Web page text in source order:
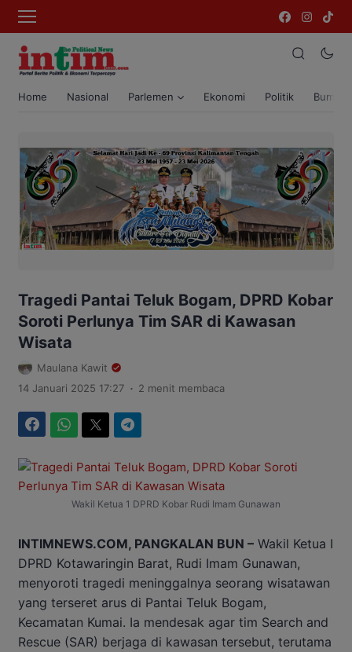
Home Nasional Parlemen Ekonomi Politik Bumi
Tragedi Pantai Teluk Bogam, DPRD Kobar
Soroti Perlunya Tim SAR di Kawasan
Wisata
Maulana Kawit
14 Januari 2025 17:27 . 2 menit membaca
Wakil Ketua 1 DPRD Kobar Rudi Imam Gunawan
INTIMNEWS.COM, PANGKALAN BUN – Wakil Ketua I
DPRD Kotawaringin Barat, Rudi Imam Gunawan,
menyoroti tragedi meninggalnya seorang wisatawan
yang terseret arus di Pantai Teluk Bogam,
Kecamatan Kumai. Ia mendesak agar tim Search and
Rescue (SAR) berjaga di kawasan tersebut, terutama